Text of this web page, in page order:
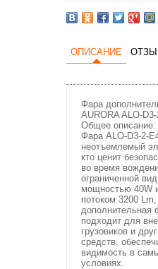
ОПИСАНИЕ
Фара
AURORA ALO-
Общее описание:
Фара ALO-D3-2-
неотъемлемый
кто ценит
во время
ограниченной
мощностью 40W
потоком 3200
дополнительная
подходит для
грузовиков и
средств,
видимость в
условиях.